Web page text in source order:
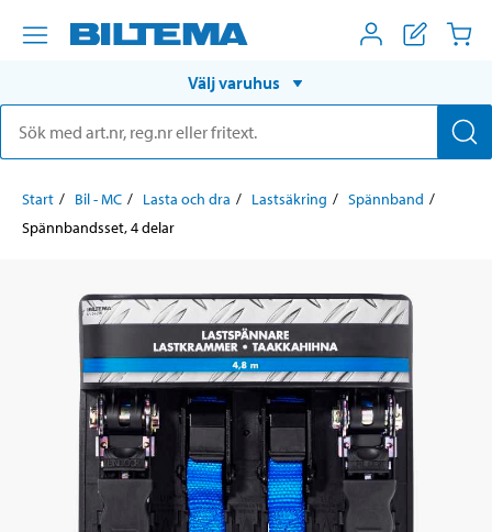
Välj varuhus
Start Bil - MC Lasta och dra Lastsäkring
Spännband
Spännbandsset, 4 delar